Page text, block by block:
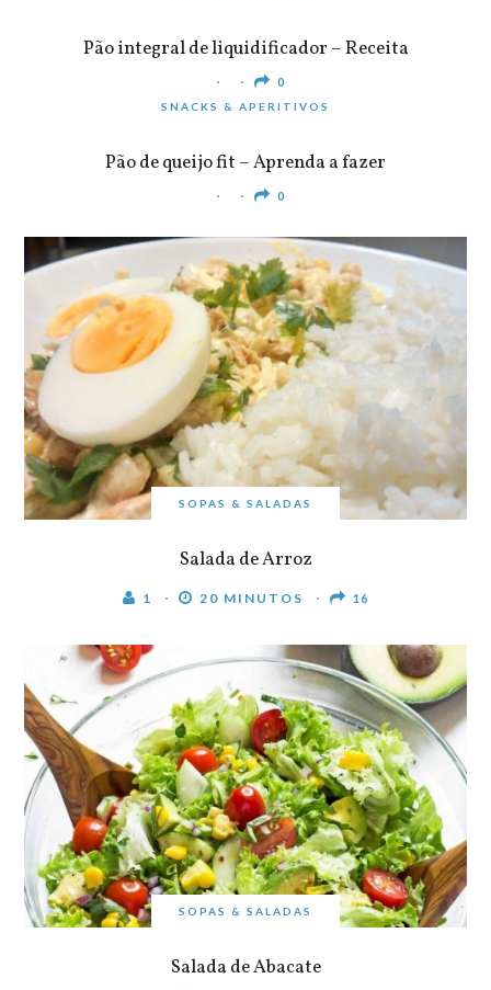
Pão integral de liquidificador – Receita
0
SNACKS & APERITIVOS
Pão de queijo fit – Aprenda a fazer
0
SOPAS & SALADAS
Salada de Arroz
1 20 MINUTOS 16
SOPAS & SALADAS
Salada de Abacate